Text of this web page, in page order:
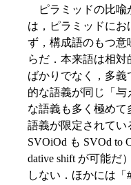
ピラミッドの比喩
は，ピラミッドにお
ず，構成語のもつ意
らだ．本来語は相
ばかりでなく，多
的な語義が同じ「
な語義も多く極め
語義が限定されてい
SVOiOd も SVOd to
dative shift が可能だ
しない．ほかには「